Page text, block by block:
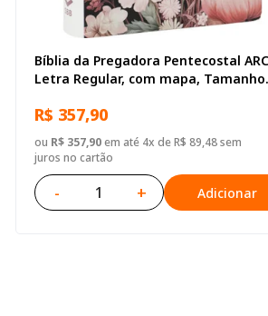
Bíblia da Pregadora Pentecostal
Letra Regular, com mapa, Tamanho
Ilustrada: Cinza
R$ 357,90
ou R$ 357,90em até 4x de R$ 89,48 sem
juros no cartão
- + Adicionar